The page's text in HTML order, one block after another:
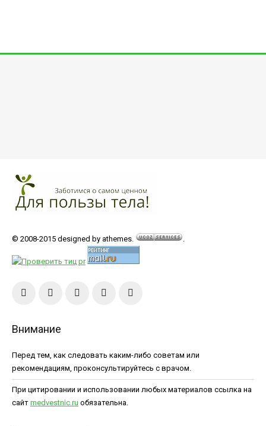
© 2008-2015 designed by athemes. .
Внимание
Перед тем, как следовать каким-либо советам или
рекомендациям, проконсультируйтесь с врачом.
При цитировании и использовании любых материалов ссылка на
сайт medvestnic.ru обязательна.